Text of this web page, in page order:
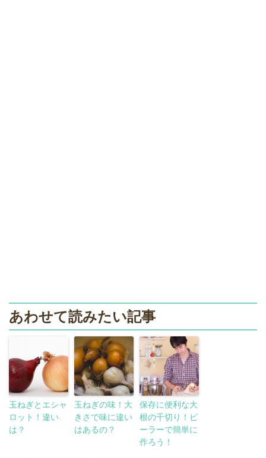
あわせて読みたい記事
玉ねぎとエシャ
ロット！違い
は？
玉ねぎの味！大
きさで味に違い
はあるの？
保存に便利な大
根の千切り！ピ
ーラーで簡単に
作ろう！